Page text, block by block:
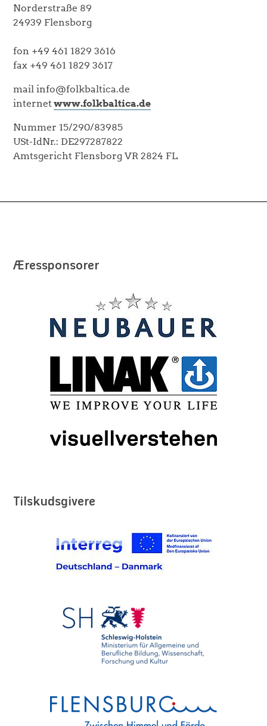
Norderstraße 89
24939 Flensborg
fon +49 461 1829 3616
fax +49 461 1829 3617
mail info@folkbaltica.de
internetwww.folkbaltica.de
Nummer 15/290/83985
USt-IdNr.: DE297287822
Amtsgericht Flensborg VR 2824 FL
Æressponsorer
Tilskudsgivere